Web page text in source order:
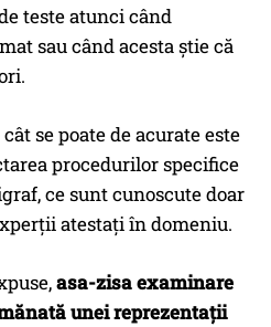
teste atunci când
sau când acesta știe că
se poate de acurate este
procedurilor specifice
ce sunt cunoscute doar
atestați în domeniu.
asa-zisa examinare
unei reprezentații